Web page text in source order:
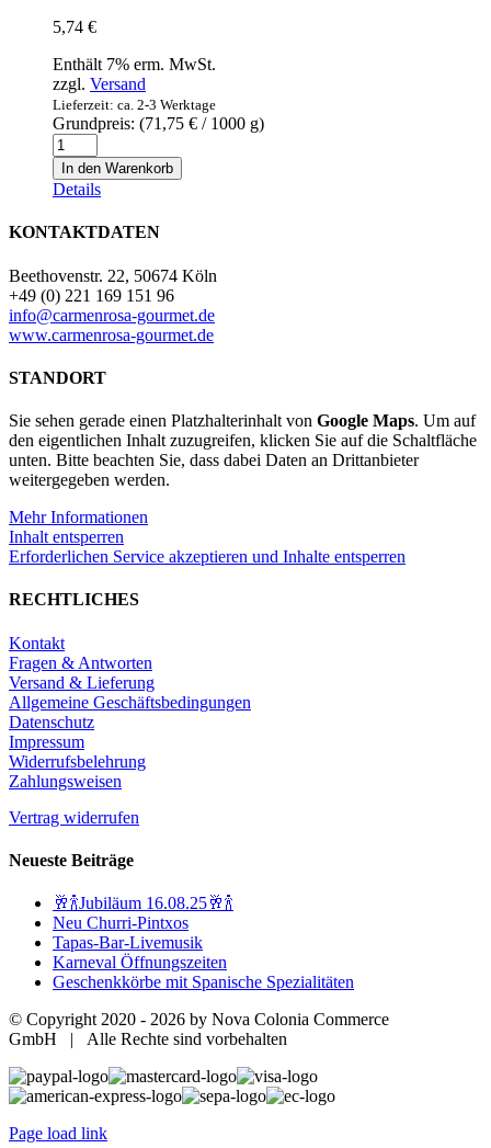
Würfel
Menge
5,74 €
Enthält 7% erm. MwSt.
zzgl. Versand
Lieferzeit: ca. 2-3 Werktage
Grundpreis: (71,75 € / 1000 g)
Caldo
de
Galinha
8
-
-
Hühnerbrühe
8
Würfel
Menge
In den Warenkorb
Details
KONTAKTDATEN
Beethovenstr. 22, 50674 Köln
+49 (0) 221 169 151 96
info@carmenrosa-gourmet.de
www.carmenrosa-gourmet.de
STANDORT
Sie sehen gerade einen Platzhalterinhalt von Google Maps. Um auf
den eigentlichen Inhalt zuzugreifen, klicken Sie auf die Schaltfläche
unten. Bitte beachten Sie, dass dabei Daten an Drittanbieter
weitergegeben werden.
Mehr Informationen
Inhalt entsperren
Erforderlichen Service akzeptieren und Inhalte entsperren
RECHTLICHES
Kontakt
Fragen & Antworten
Versand & Lieferung
Allgemeine Geschäftsbedingungen
Datenschutz
Impressum
Widerrufsbelehrung
Zahlungsweisen
Vertrag widerrufen
Neueste Beiträge
🥂🍾Jubiläum 16.08.25🥂🍾
Neu Churri-Pintxos
Tapas-Bar-Livemusik
Karneval Öffnungszeiten
Geschenkkörbe mit Spanische Spezialitäten
© Copyright 2020 - 2026 by Nova Colonia Commerce
GmbH | Alle Rechte sind vorbehalten
Page load link